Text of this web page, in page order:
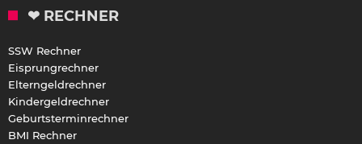
❤ RECHNER
SSW Rechner
Eisprungrechner
Elterngeldrechner
Kindergeldrechner
Geburtsterminrechner
BMI Rechner